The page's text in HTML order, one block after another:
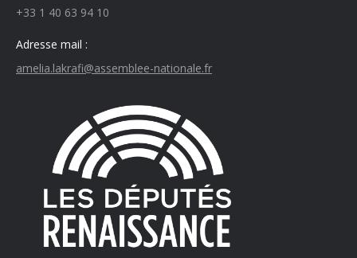
+33 1 40 63 94 10
Adresse mail :
amelia.lakrafi@assemblee-nationale.fr